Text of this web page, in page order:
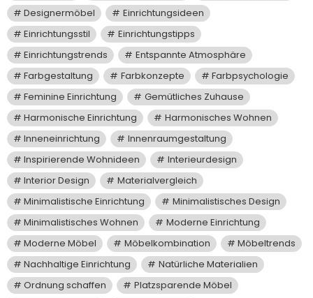
Designermöbel
Einrichtungsideen
Einrichtungsstil
Einrichtungstipps
Einrichtungstrends
Entspannte Atmosphäre
Farbgestaltung
Farbkonzepte
Farbpsychologie
Feminine Einrichtung
Gemütliches Zuhause
Harmonische Einrichtung
Harmonisches Wohnen
Inneneinrichtung
Innenraumgestaltung
Inspirierende Wohnideen
Interieurdesign
Interior Design
Materialvergleich
Minimalistische Einrichtung
Minimalistisches Design
Minimalistisches Wohnen
Moderne Einrichtung
Moderne Möbel
Möbelkombination
Möbeltrends
Nachhaltige Einrichtung
Natürliche Materialien
Ordnung schaffen
Platzsparende Möbel